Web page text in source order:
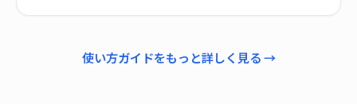
使い方ガイドをもっと詳しく見る →